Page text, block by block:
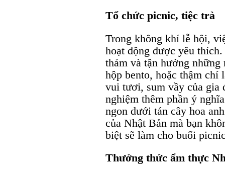
Tổ chức picnic, tiệc trà
Trong không khí lễ hội,
hoạt động được yêu
thảm và tận hưởng
hộp bento, hoặc thậm chí
vui tươi, sum vầy của gia
nghiệm thêm phần ý
ngon dưới tán cây hoa
của Nhật Bản mà bạn
biệt sẽ làm cho buổi
Thưởng thức ẩm thực